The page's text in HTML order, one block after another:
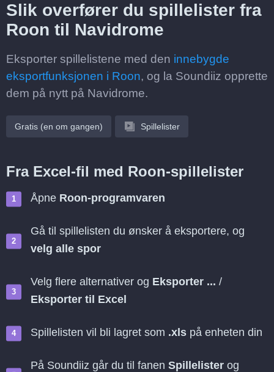
Slik overfører du spillelister fra
Roon til Navidrome
Eksporter spillelistene med den innebygde
eksportfunksjonen i Roon, og la Soundiiz opprette
dem på nytt på Navidrome.
Gratis (en om gangen) Spillelister
Fra Excel-fil med Roon-spillelister
Åpne Roon-programvaren
Gå til spillelisten du ønsker å eksportere, og
velg alle spor
Velg flere alternativer og Eksporter ... /
Eksporter til Excel
Spillelisten vil bli lagret som .xls på enheten din
På Soundiiz går du til fanen Spillelister og